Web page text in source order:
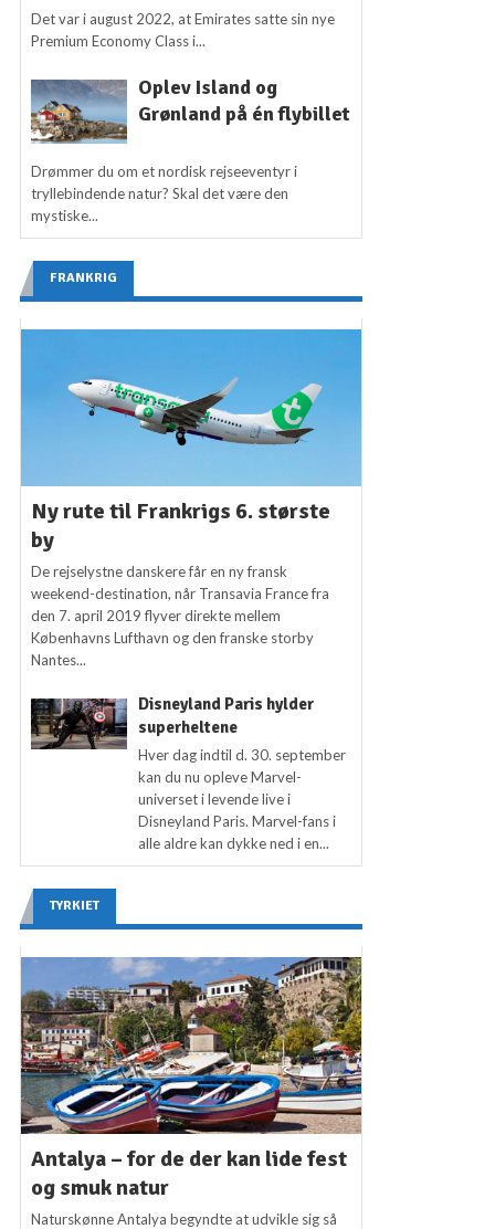
Det var i august 2022, at Emirates satte sin nye
Premium Economy Class i...
Oplev Island og
Grønland på én flybillet
Drømmer du om et nordisk rejseeventyr i
tryllebindende natur? Skal det være den
mystiske...
FRANKRIG
Ny rute til Frankrigs 6. største
by
De rejselystne danskere får en ny fransk
weekend-destination, når Transavia France fra
den 7. april 2019 flyver direkte mellem
Københavns Lufthavn og den franske storby
Nantes...
Disneyland Paris hylder
superheltene
Hver dag indtil d. 30. september
kan du nu opleve Marvel-
universet i levende live i
Disneyland Paris. Marvel-fans i
alle aldre kan dykke ned i en...
TYRKIET
Antalya – for de der kan lide fest
og smuk natur
Naturskønne Antalya begyndte at udvikle sig så